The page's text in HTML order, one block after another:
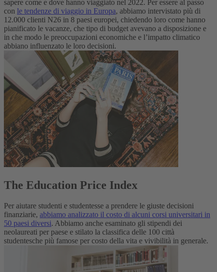
sapere come e dove hanno viaggiato nel 2022. Per essere al passo
con le tendenze di viaggio in Europa, abbiamo intervistato più di
12.000 clienti N26 in 8 paesi europei, chiedendo loro come hanno
pianificato le vacanze, che tipo di budget avevano a disposizione e
in che modo le preoccupazioni economiche e l’impatto climatico
abbiano influenzato le loro decisioni.
The Education Price Index
Per aiutare studenti e studentesse a prendere le giuste decisioni
finanziarie, abbiamo analizzato il costo di alcuni corsi universitari in
50 paesi diversi. Abbiamo anche esaminato gli stipendi dei
neolaureati per paese e stilato la classifica delle 100 città
studentesche più famose per costo della vita e vivibilità in generale.